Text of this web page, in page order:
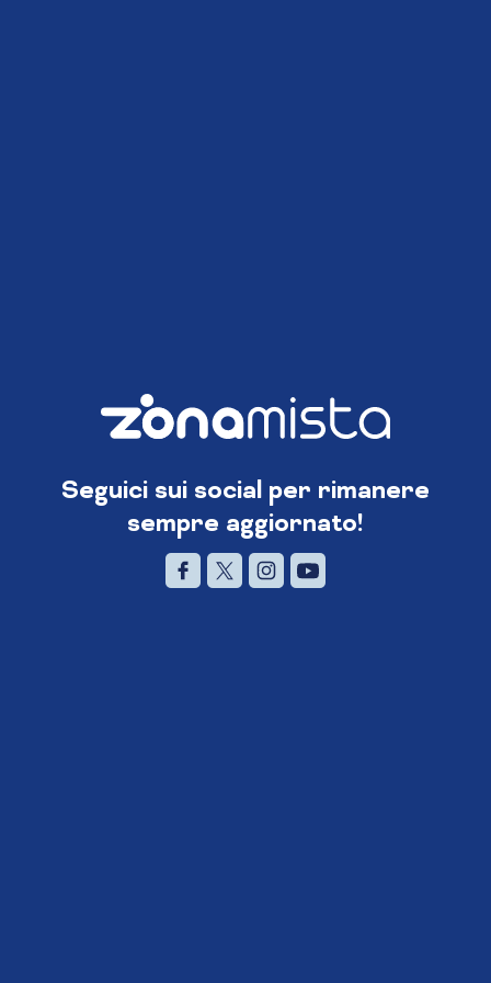
Seguici sui social per rimanere
sempre aggiornato!